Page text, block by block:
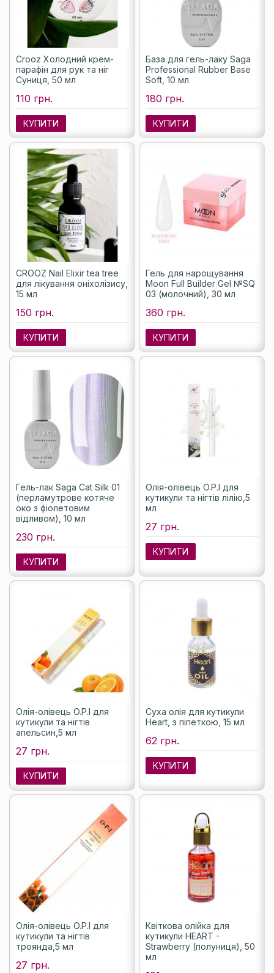
Crooz Холодний крем-
парафін для рук та ніг
Суниця, 50 мл
110 грн.
КУПИТИ
База для гель-лаку Saga
Professional Rubber Base
Soft, 10 мл
180 грн.
КУПИТИ
CROOZ Nail Elixir tea tree
для лікування оніхолізису,
15 мл
150 грн.
КУПИТИ
Гель для нарощування
Moon Full Builder Gel №SQ
03 (молочний), 30 мл
360 грн.
КУПИТИ
Гель-лак Saga Cat Silk 01
(перламутрове котяче
око з фіолетовим
відливом), 10 мл
230 грн.
КУПИТИ
Олія-олівець O.P.I для
кутикули та нігтів лілію,5
мл
27 грн.
КУПИТИ
Олія-олівець O.P.I для
кутикули та нігтів
апельсин,5 мл
27 грн.
КУПИТИ
Суха олія для кутикули
Heart, з піпеткою, 15 мл
62 грн.
КУПИТИ
Олія-олівець O.P.I для
кутикули та нігтів
троянда,5 мл
27 грн.
Квіткова олійка для
кутикули HEART -
Strawberry (полуниця), 50
мл